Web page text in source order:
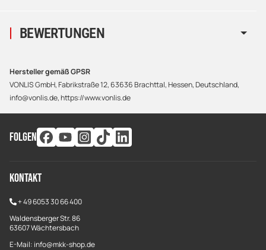
BEWERTUNGEN
Hersteller gemäß GPSR
VONLIS GmbH, Fabrikstraße 12, 63636 Brachttal, Hessen, Deutschland,
info@vonlis.de, https://www.vonlis.de
FOLGEN
Kontakt
+49 6053 30 66 400
Waldensberger Str. 86
63607 Wächtersbach
E-Mail: info@mkk-shop.de